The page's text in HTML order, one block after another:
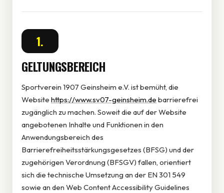
1.
GELTUNGSBEREICH
Sportverein 1907 Geinsheim e.V. ist bemüht, die
Website https://www.sv07-geinsheim.de barrierefrei
zugänglich zu machen. Soweit die auf der Website
angebotenen Inhalte und Funktionen in den
Anwendungsbereich des
Barrierefreiheitsstärkungsgesetzes (BFSG) und der
zugehörigen Verordnung (BFSGV) fallen, orientiert
sich die technische Umsetzung an der EN 301 549
sowie an den Web Content Accessibility Guidelines